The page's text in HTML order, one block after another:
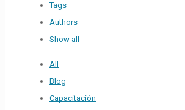
Tags
Authors
Show all
All
Blog
Capacitación